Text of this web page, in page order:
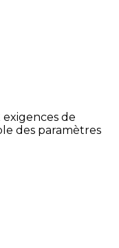
de
des paramètres